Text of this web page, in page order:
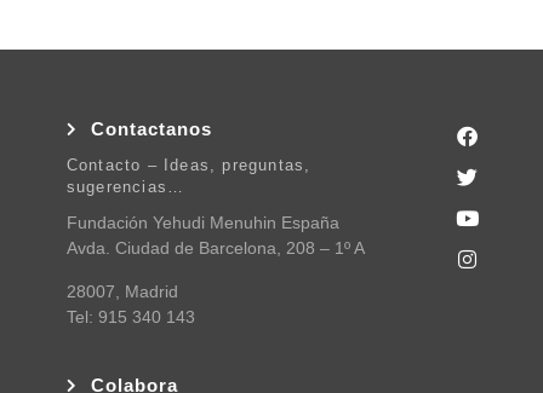
Contactanos
Contacto – Ideas, preguntas,
sugerencias…
Fundación Yehudi Menuhin España
Avda. Ciudad de Barcelona, 208 – 1º A
28007, Madrid
Tel: 915 340 143
Colabora